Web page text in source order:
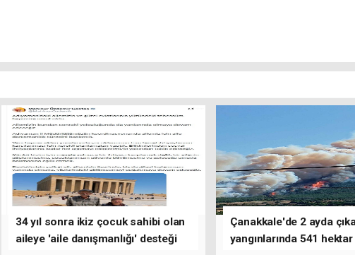
34 yıl sonra ikiz çocuk sahibi olan
aileye 'aile danışmanlığı' desteği
Çanakkale'de 2 ayda
yangınlarında 541